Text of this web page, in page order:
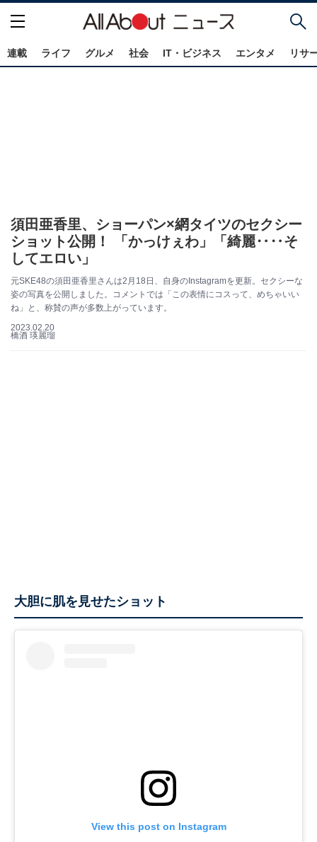
連載 ライフ グルメ 社会 IT・ビジネス エンタメ リサ
須田亜香里、ショーパン×網タイツのセクシー
ショット公開！ 「かっけぇわ」「綺麗‥‥そ
してエロい」
元SKE48の須田亜香里さんは2月18日、自身のInstagramを更新。セクシーな
姿の写真を公開しました。コメントでは「この表情にコスって、めちゃいい
ね」と、称賛の声が多数上がっています。
2023.02.20
橋酒 瑛麗瑠
大胆に肌を見せたショット
View this post on Instagram